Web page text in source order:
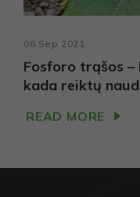
06 Sep 2021
Fosforo trąšos
kada reiktų
READ MORE